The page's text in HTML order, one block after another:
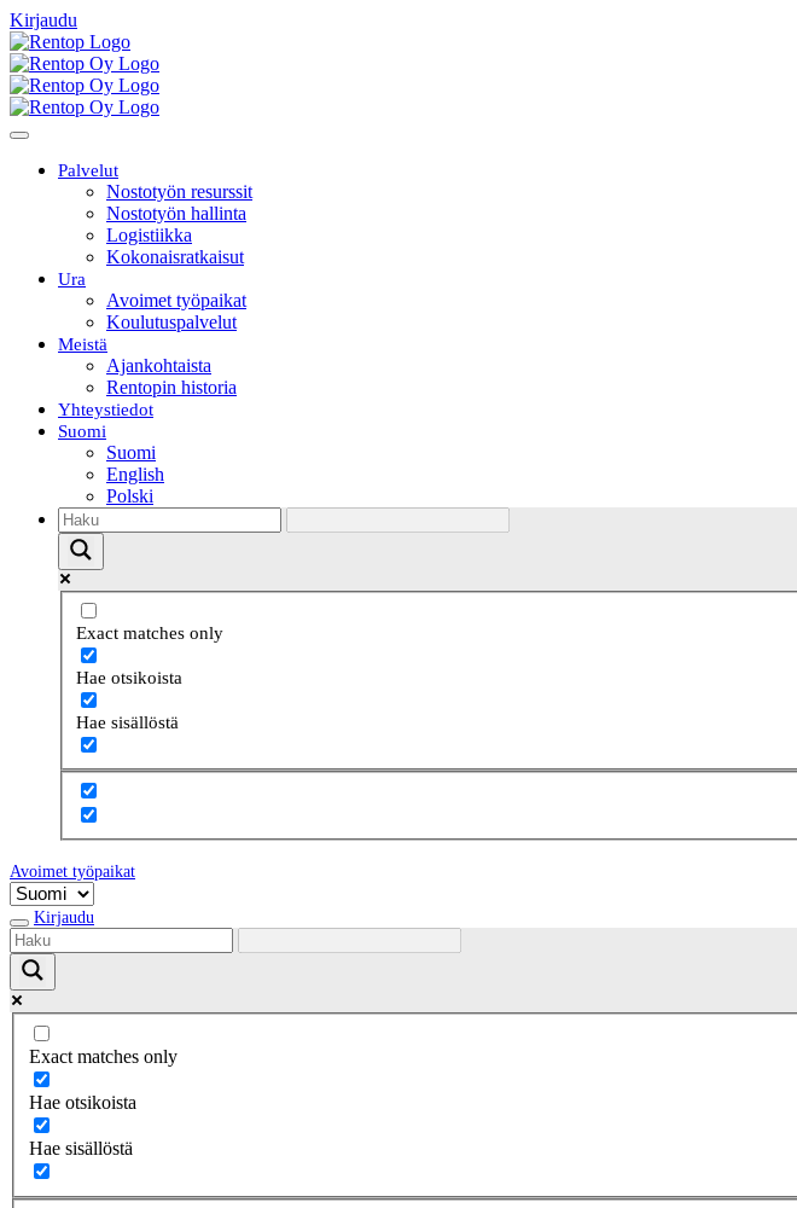
Kirjaudu
Palvelut
Nostotyön resurssit
Nostotyön hallinta
Logistiikka
Kokonaisratkaisut
Ura
Avoimet työpaikat
Koulutuspalvelut
Meistä
Ajankohtaista
Rentopin historia
Yhteystiedot
Suomi
Suomi
English
Polski
Exact matches only
Hae otsikoista
Hae sisällöstä
Avoimet työpaikat
Valitse
kieliKirjaudu
Exact matches only
Hae otsikoista
Hae sisällöstä